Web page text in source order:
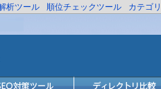
析ツール 順位チェックツール カテゴ